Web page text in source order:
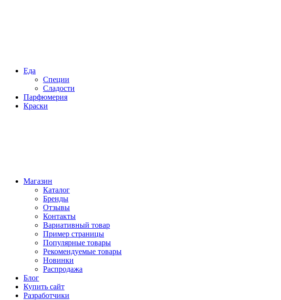
Еда
Специи
Сладости
Парфюмерия
Краски
Магазин
Каталог
Бренды
Отзывы
Контакты
Вариативный товар
Пример страницы
Популярные товары
Рекомендуемые товары
Новинки
Распродажа
Блог
Купить сайт
Разработчики